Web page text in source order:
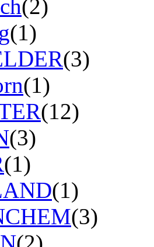
(2)
(1)
(3)
(1)
(12)
(3)
(1)
(1)
(3)